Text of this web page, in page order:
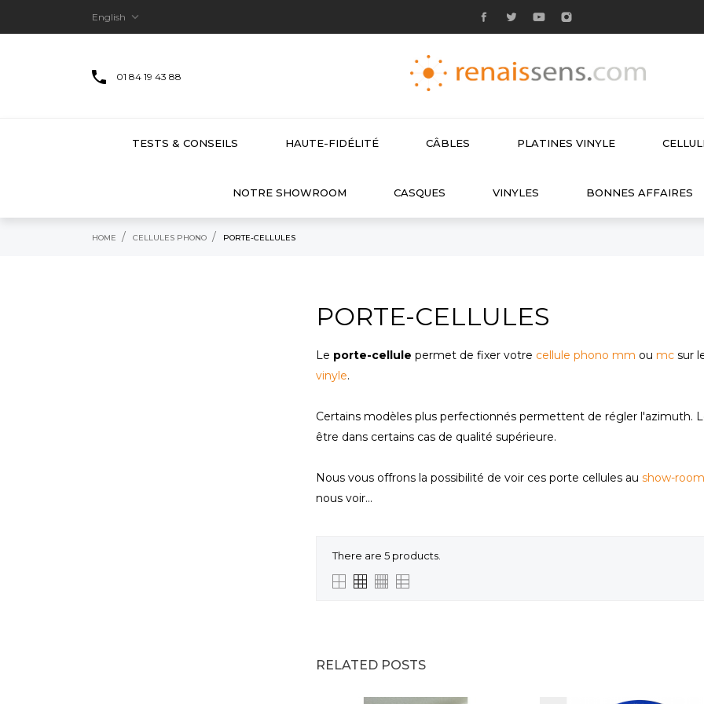
English 
01 84 19 43 88
TESTS & CONSEILS HAUTE-FIDÉLITÉ CÂBLES PLATINES VINYLE
NOTRE SHOWROOM CASQUES VINYLES BONNES AFFAIRES
HOME CELLULES PHONO PORTE-CELLULES
PORTE-CELLULES
Le porte-cellule permet de fixer votre cellule phono mm ou mc sur
vinyle.
Certains modèles plus perfectionnés permettent de régler l'azimuth.
être dans certains cas de qualité supérieure.
Nous vous offrons la possibilité de voir ces porte cellules au show-room
nous voir...
There are 5 products.
RELATED POSTS